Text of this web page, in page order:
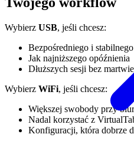
Wybierz USB, jeśli chcesz:
Bezpośredniego i
Jak najniższego opóźnienia
Dłuższych sesji bez
Wybierz WiFi, jeśli chcesz:
Większej swobody przy
Nadal korzystać z
Konfiguracji, która dobrze